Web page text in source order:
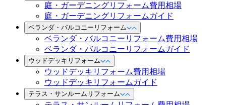
庭・ガーデニングリフォーム費用相場
庭・ガーデニングリフォームガイド
ベランダ・バルコニーリフォーム
ベランダ・バルコニーリフォーム費用相場
ベランダ・バルコニーリフォームガイド
ウッドデッキリフォーム
ウッドデッキリフォーム費用相場
ウッドデッキリフォームガイド
テラス・サンルームリフォーム